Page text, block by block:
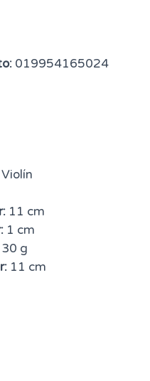
019954165024
Violín
11 cm
1 cm
30 g
11 cm